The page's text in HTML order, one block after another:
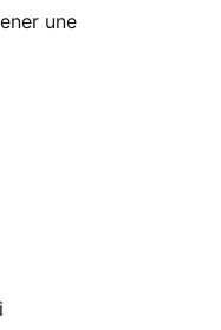
une